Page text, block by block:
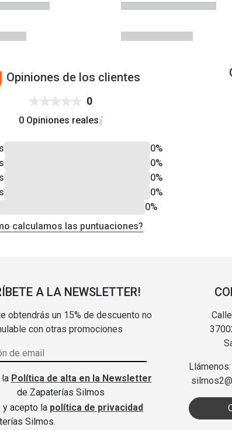
Opiniones de los clientes
0
0 Opiniones reales
0%
0%
0%
0%
0%
calculamos las puntuaciones?
A LA NEWSLETTER!
obtendrás un 15% de descuento no
con otras promociones
Política de alta en la Newsletter
de Zapaterías Silmos
y acepto la política de privacidad
Silmos.